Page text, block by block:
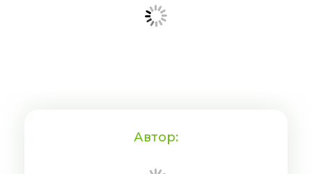
Автор: